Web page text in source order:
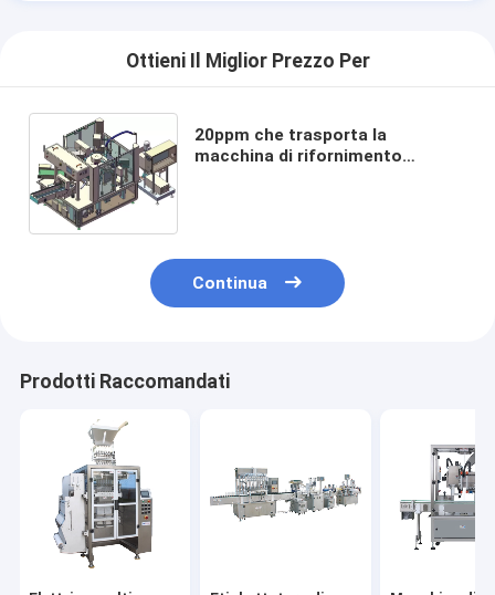
Ottieni Il Miglior Prezzo Per
20ppm che trasporta la
macchina di rifornimento
Continua
Prodotti Raccomandati